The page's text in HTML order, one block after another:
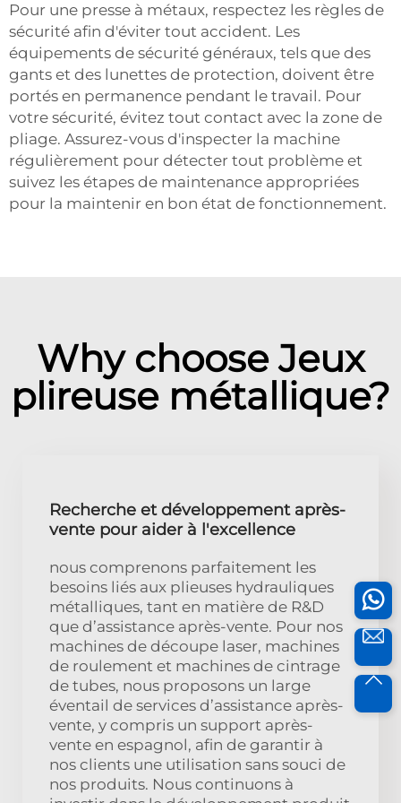
Pour une presse à métaux, respectez les règles de
sécurité afin d'éviter tout accident. Les
équipements de sécurité généraux, tels que des
gants et des lunettes de protection, doivent être
portés en permanence pendant le travail. Pour
votre sécurité, évitez tout contact avec la zone de
pliage. Assurez-vous d'inspecter la machine
régulièrement pour détecter tout problème et
suivez les étapes de maintenance appropriées
pour la maintenir en bon état de fonctionnement.
Why choose Jeux
plireuse métallique?
Recherche et développement après-
vente pour aider à l'excellence
nous comprenons parfaitement les
besoins liés aux plieuses hydrauliques
métalliques, tant en matière de R&D
que d’assistance après-vente. Pour nos
machines de découpe laser, machines
de roulement et machines de cintrage
de tubes, nous proposons un large
éventail de services d’assistance après-
vente, y compris un support après-
vente en espagnol, afin de garantir à
nos clients une utilisation sans souci de
nos produits. Nous continuons à